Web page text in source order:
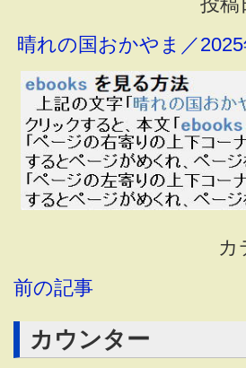
晴れの国おかやま／
カ
前の記事
カウンター